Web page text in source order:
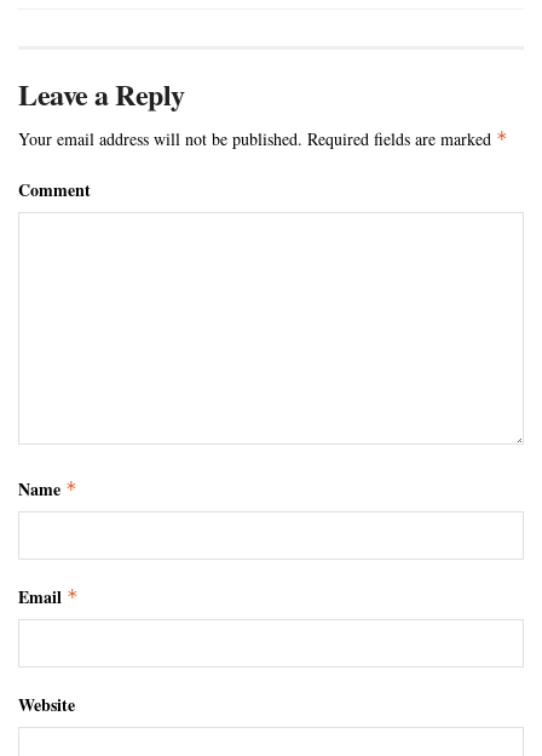
Leave a Reply
Your email address will not be published. Required fields are marked *
Comment
Name *
Email *
Website